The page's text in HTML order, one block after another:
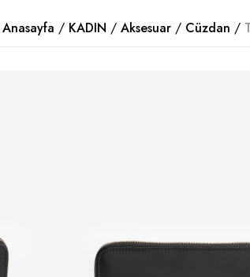
Anasayfa KADIN Aksesuar Cüzdan